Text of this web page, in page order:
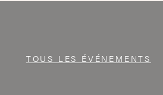
TOUS LES ÉVÉNEMENTS